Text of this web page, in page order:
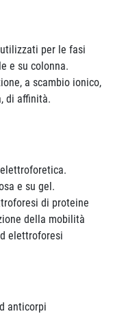
utilizzati per le fasi
e su colonna.
a scambio ionico,
di affinità.
elettroforetica.
e su gel.
di proteine
della mobilità
elettroforesi
anticorpi